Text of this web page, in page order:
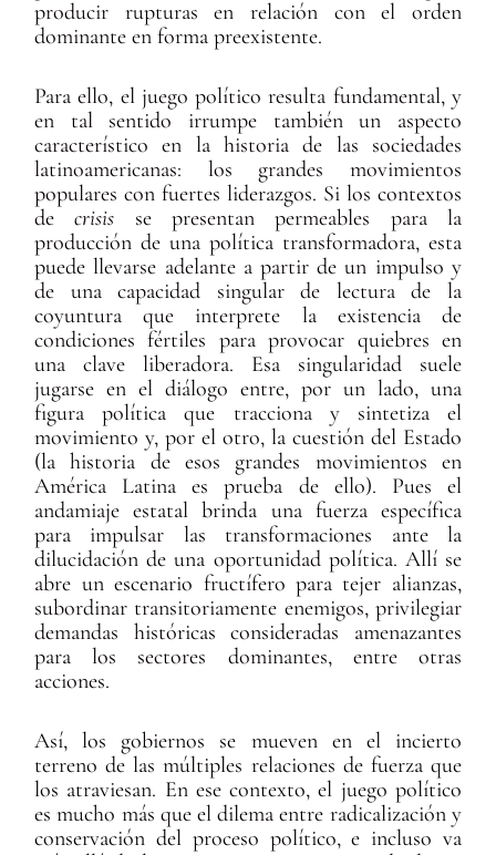
producir rupturas en relación con el orden
dominante en forma preexistente.
Para ello, el juego político resulta fundamental, y
en tal sentido irrumpe también un aspecto
característico en la historia de las sociedades
latinoamericanas: los grandes movimientos
populares con fuertes liderazgos. Si los contextos
decrisis se presentan permeables para la
producción de una política transformadora, esta
puede llevarse adelante a partir de un impulso y
de una capacidad singular de lectura de la
coyuntura que interprete la existencia de
condiciones fértiles para provocar quiebres en
una clave liberadora. Esa singularidad suele
jugarse en el diálogo entre, por un lado, una
figura política que tracciona y sintetiza el
movimiento y, por el otro, la cuestión del Estado
(la historia de esos grandes movimientos en
América Latina es prueba de ello). Pues el
andamiaje estatal brinda una fuerza específica
para impulsar las transformaciones ante la
dilucidación de una oportunidad política. Allí se
abre un escenario fructífero para tejer alianzas,
subordinar transitoriamente enemigos, privilegiar
demandas históricas consideradas amenazantes
para los sectores dominantes, entre otras
acciones.
Así, los gobiernos se mueven en el incierto
terreno de las múltiples relaciones de fuerza que
los atraviesan. En ese contexto, el juego político
es mucho más que el dilema entre radicalización y
conservación del proceso político, e incluso va